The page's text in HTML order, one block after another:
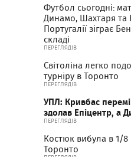
Футбол сьогодні:
Динамо, Шахтаря та
Португалії зіграє
складі
ПЕРЕГЛЯДІВ
Світоліна легко
турніру в Торонто
ПЕРЕГЛЯДІВ
УПЛ: Кривбас
здолав Епіцентр, а
ПЕРЕГЛЯДІВ
Костюк вибула в 1/8
Торонто